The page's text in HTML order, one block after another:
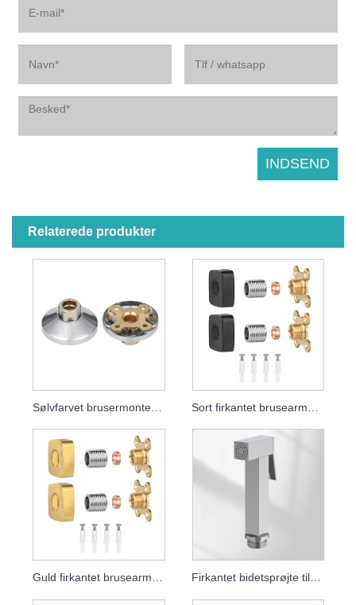
Relaterede produkter
Sølvfarvet brusermonteringssæt
Guld firkantet brusearmaturplade Firkantet bidetsprøjte til toilet, håndholdt badeværelsesbrusesprøjte til toiletrengøring